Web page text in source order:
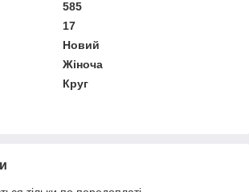
585
17
Новий
Жіноча
Круг